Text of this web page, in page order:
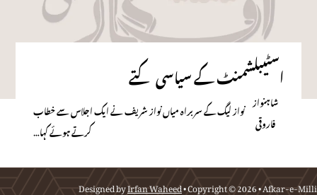
اسٹیبلشمنٹ کے سیاسی کتے
شاہنواز
فاروقی
نواز لیگ کے سربراہ میاں نواز شریف نے ایک اجلاس سے خطاب
کرتے ہوئے کہا…
Designed byIrfan Waheed• Copyright © 2026 • Afkar-e-Milli